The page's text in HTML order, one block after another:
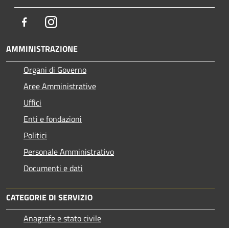
FacebookInstagram
AMMINISTRAZIONE
Organi di Governo
Aree Amministrative
Uffici
Enti e fondazioni
Politici
Personale Amministrativo
Documenti e dati
CATEGORIE DI SERVIZIO
Anagrafe e stato civile